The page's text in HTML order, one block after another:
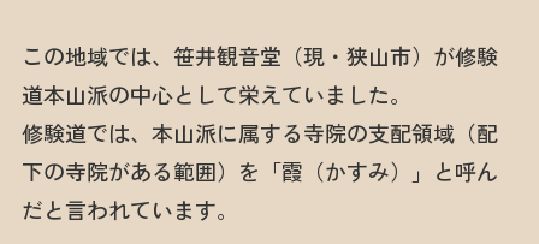
この地域では、笹井観音堂（現・狭山市）が修験
道本山派の中心として栄えていました。
修験道では、本山派に属する寺院の支配領域（配
下の寺院がある範囲）を「霞（かすみ）」と呼ん
だと言われています。